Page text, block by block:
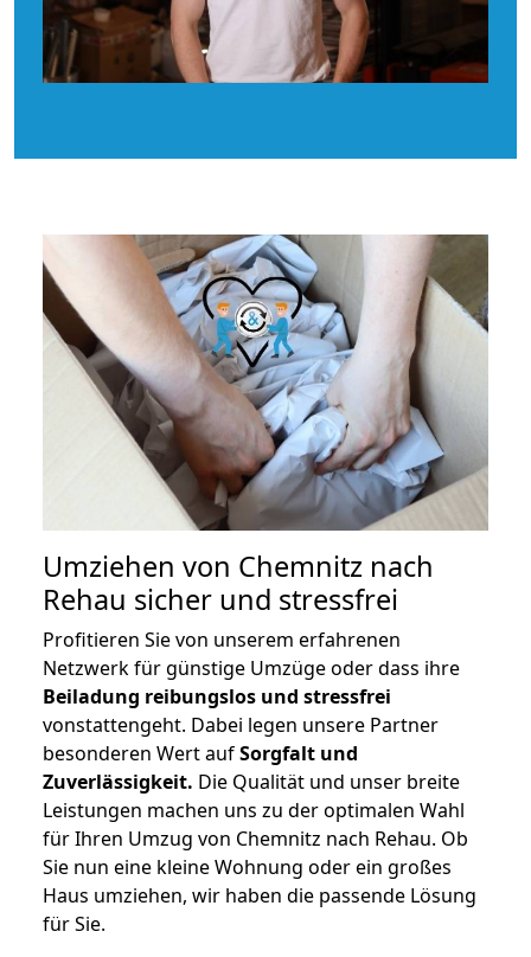
Umziehen von Chemnitz nach
Rehau sicher und stressfrei
Profitieren Sie von unserem erfahrenen
Netzwerk für günstige Umzüge oder dass ihre
Beiladung reibungslos und stressfrei
vonstattengeht. Dabei legen unsere Partner
besonderen Wert aufSorgfalt und
Zuverlässigkeit. Die Qualität und unser breite
Leistungen machen uns zu der optimalen Wahl
für Ihren Umzug von Chemnitz nach Rehau. Ob
Sie nun eine kleine Wohnung oder ein großes
Haus umziehen, wir haben die passende Lösung
für Sie.